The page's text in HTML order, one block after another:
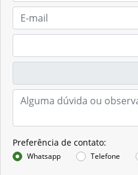
Preferência de contato:
Whatsapp Telefone